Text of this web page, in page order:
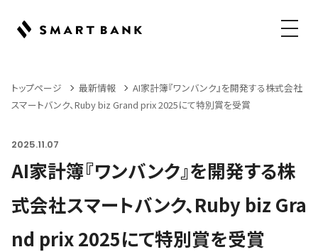
メニュ
トップページ 最新情報
AI家計簿『ワンバンク』を開発する株式会社
スマートバンク、Ruby biz Grand prix 2025にて特別賞を受賞
2025.11.07
AI家計簿『ワンバンク』を開発する株
式会社スマートバンク、Ruby biz Gra
nd prix 2025にて特別賞を受賞